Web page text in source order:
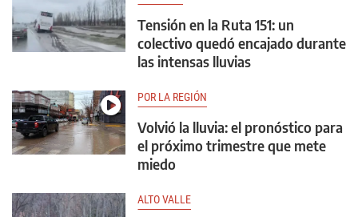
Tensión en la Ruta 151: un
colectivo quedó encajado durante
las intensas lluvias
POR LA REGIÓN
Volvió la lluvia: el pronóstico para
el próximo trimestre que mete
miedo
ALTO VALLE